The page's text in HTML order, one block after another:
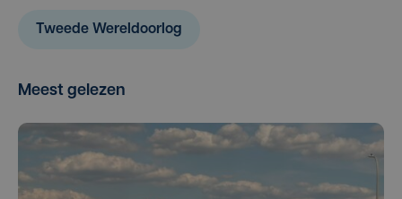
Tweede Wereldoorlog
Meest gelezen